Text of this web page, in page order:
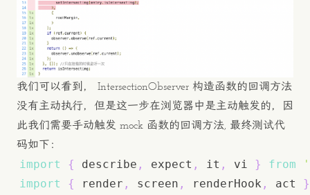
我们可以看到， IntersectionObserver 构造函数的回调方法
没有主动执行，但是这一步在浏览器中是主动触发的，因
此我们需要手动触发 mock 函数的回调方法, 最终测试代
码如下：
import { describe , expect , it , vi } from
import
{ render , screen , renderHook , act }